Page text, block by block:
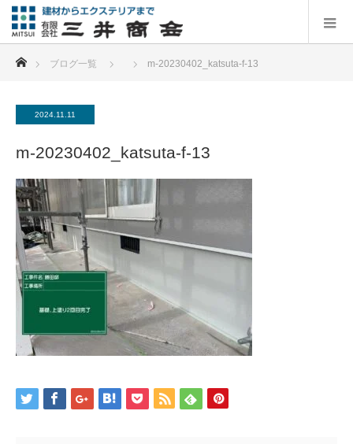
ブログ一覧 m-20230402_katsuta-f-13
2024.11.11
m-20230402_katsuta-f-13